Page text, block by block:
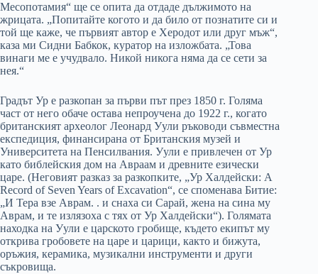
Месопотамия“ ще се опита да отдаде дължимото на
жрицата. „Попитайте когото и да било от познатите си и
той ще каже, че първият автор е Херодот или друг мъж“,
каза ми Сидни Бабкок, куратор на изложбата. „Това
винаги ме е учудвало. Никой никога няма да се сети за
нея.“
Градът Ур е разкопан за първи път през 1850 г. Голяма
част от него обаче остава непроучена до 1922 г., когато
британският археолог Леонард Уули ръководи съвместна
експедиция, финансирана от Британския музей и
Университета на Пенсилвания. Уули е привлечен от Ур
като библейския дом на Авраам и древните езически
царе. (Неговият разказ за разкопките, „Ур Халдейски: A
Record of Seven Years of Excavation“, се споменава Битие:
„И Тера взе Аврам. . и снаха си Сарай, жена на сина му
Аврам, и те излязоха с тях от Ур Халдейски“). Голямата
находка на Уули е царското гробище, където екипът му
открива гробовете на царе и царици, както и бижута,
оръжия, керамика, музикални инструменти и други
съкровища.